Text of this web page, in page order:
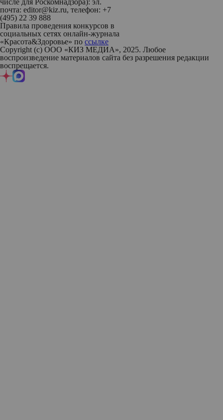
почта: editor@kiz.ru, телефон: +7
(495) 22 39 888
Правила проведения конкурсов в
социальных сетях онлайн-журнала
«Красота&Здоровье» по ссылке
Copyright (с) ООО «КИЗ МЕДИА», 2025. Любое
воспроизведение материалов сайта без разрешения редакции
воспрещается.